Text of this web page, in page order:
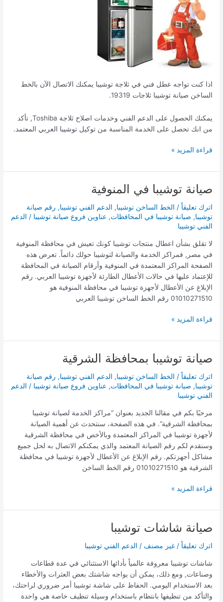
اذا كنت تواجه عطل فني في ثلاجة توشيبا يمكنك الاتصال الآن بالخط
الساخن صيانة توشيبا ثلاجات 19319.
يمكنك الحصول على الدعم الفني وخدمات اصلاح ثلاجة Toshiba, تأكد
من انك تحصل على الخدمة المناسبة من توكيل توشيبا العربي المعتمد.
قراءة المزيد »
صيانة توشيبا في المنوفية
اترك تعليقاً / الخط الساخن توشيبا, الدعم الفني توشيبا, رقم صيانة
توشيبا, صيانة توشيبا في المحافظات, عناوين فروع صيانة توشيبا / الدعم
الفني توشيبا
لا تقلق بشأن اعطال منتجات توشيبا كونك تعيش في محافظة المنوفية
في مصر, فمراكز الخدمة والصيانة لتوشيبا حولك دائماً. تعرض هذه
الصفحة المراكز المعتمدة في المنوفية وأرقام الصيانة في المحافظة
للإعتماد عليها في حالات الأعطال الطارئة لأجهزة توشيبا العربي. رقم
الإبلاغ عن الأعطال لأجهزة توشيبا في محافظة المنوفية هو
01010271510 رقم الخط الساخن توشيبا العربي
صيانة
توشيبا
في
المنوفية
قراءة المزيد »
صيانة توشيبا بمحافظة الشرقية
اترك تعليقاً / الخط الساخن توشيبا, الدعم الفني توشيبا, رقم صيانة
توشيبا, صيانة توشيبا في المحافظات, عناوين فروع صيانة توشيبا / الدعم
الفني توشيبا
مرحبًا بكم في مقالنا الجديد بعنوان “مراكز الخدمة لصيانة توشيبا
بمحافظة الشرقية“. في هذه الصفحة، سنتحدث عن أهمية الصيانة
لأجهزة توشيبا في المراكز المعتمدة وبالأخص في محافظة الشرقية
وسنقدم لكم رقم الصيانة المعتمد والذي يمكنكم الاتصال به لحل جميع
مشاكل أجهزتكم. رقم الإبلاغ عن الأعطال لأجهزة توشيبا في محافظة
الشرقية هو 01010271510 رقم الخط الساخن
صيانة
توشيبا
بمحافظة
الشرقية
قراءة المزيد »
صيانة شاشات توشيبا
اترك تعليقاً /غير مصنف / الدعم الفني توشيبا
شاشات توشيبا معروفة عالمياً بأدائها الاستثنائي في عدة قطاعات
وصناعات, ومع ذلك، يمكن أن يواجه شاشتك بعض العثرات والأخطاء
بعد الاستخدام اليومي. الحفاظ على شاشة توشيبا أمر ضروري لراحتك،
والتأكد من تنظيفها بانتظام باستخدام وسيلة تنظيف خاصة هي واحدة
صيانة
شاشات
توشيبا